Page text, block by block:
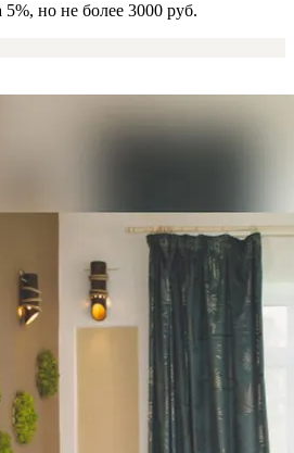
но не более 3000 руб.